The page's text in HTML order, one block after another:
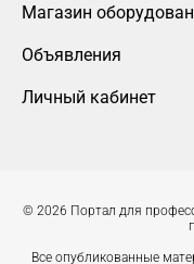
Магазин
Объявления
Личный кабинет
© 2026 Портал для
Все опубликованные